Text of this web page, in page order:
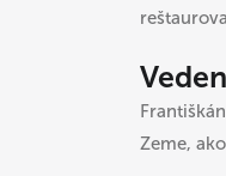
Zeme,